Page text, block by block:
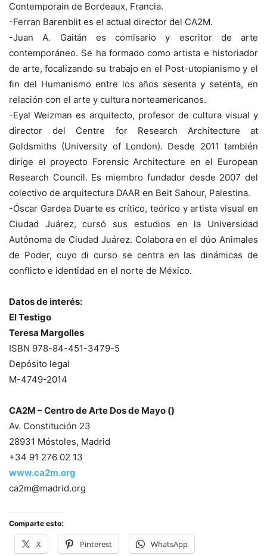
Contemporain de Bordeaux, Francia.
-Ferran Barenblit es el actual director del CA2M.
-Juan A. Gaitán es comisario y escritor de arte
contemporáneo. Se ha formado como artista e historiador
de arte, focalizando su trabajo en el Post-utopianismo y el
fin del Humanismo entre los años sesenta y setenta, en
relación con el arte y cultura norteamericanos.
-Eyal Weizman es arquitecto, profesor de cultura visual y
director del Centre for Research Architecture at
Goldsmiths (University of London). Desde 2011 también
dirige el proyecto Forensic Architecture en el European
Research Council. Es miembro fundador desde 2007 del
colectivo de arquitectura DAAR en Beit Sahour, Palestina.
-Óscar Gardea Duarte es crítico, teórico y artista visual en
Ciudad Juárez, cursó sus estudios en la Universidad
Autónoma de Ciudad Juárez. Colabora en el dúo Animales
de Poder, cuyo di curso se centra en las dinámicas de
conflicto e identidad en el norte de México.
Datos de interés:
El Testigo
Teresa Margolles
ISBN 978-84-451-3479-5
Depósito legal
M-4749-2014
CA2M –Centro de Arte Dos de Mayo ()
Av. Constitución 23
28931 Móstoles, Madrid
+34 91 276 02 13
www.ca2m.org
ca2m@madrid.org
Comparte esto:
X Pinterest WhatsApp